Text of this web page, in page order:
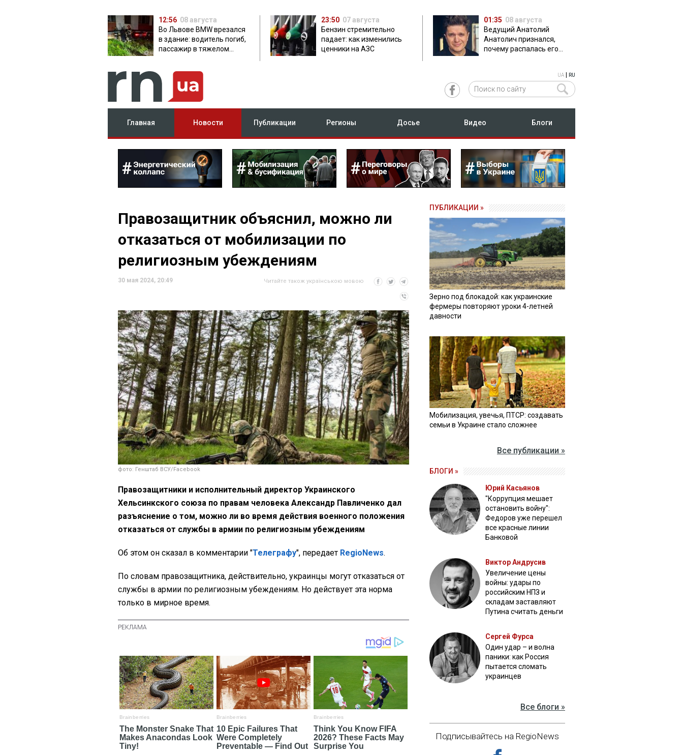
12:56 08 августа
Во Львове BMW врезался
в здание: водитель погиб,
пассажир в тяжелом
23:50 07 августа
Бензин стремительно
падает: как изменились
ценники на АЗС
01:35 08 августа
Ведущий Анатолий
Анатолич признался,
почему распалась его
UA RU
Главная Новости Публикации Регионы Досье Видео Блоги
Правозащитник объяснил, можно ли
отказаться от мобилизации по
религиозным убеждениям
30 мая 2024, 20:49 Читайте також українською мовою
фото: Генштаб ВСУ/Facebook
Правозащитники и исполнительный директор Украинского
Хельсинкского союза по правам человека Александр Павличенко дал
разъяснение о том, можно ли во время действия военного положения
отказаться от службы в армии по религиозным убеждениям
Об этом он сказал в комментарии "Телеграфу", передает RegioNews.
По словам правозащитника, действительно, украинцы могут отказаться от
службы в армии по религиозным убеждениям. Но действует эта норма
только в мирное время.
ПУБЛИКАЦИИ »
Зерно под блокадой: как украинские
фермеры повторяют уроки 4-летней
давности
Мобилизация, увечья, ПТСР: создавать
семьи в Украине стало сложнее
Все публикации »
БЛОГИ »
Юрий Касьянов
"Коррупция мешает
остановить войну":
Федоров уже перешел
все красные линии
Банковой
Виктор Андрусив
Увеличение цены
войны: удары по
российским НПЗ и
складам заставляют
Путина считать деньги
Сергей Фурса
Один удар – и волна
паники: как Россия
пытается сломать
украинцев
Все блоги »
Подписывайтесь на RegioNews